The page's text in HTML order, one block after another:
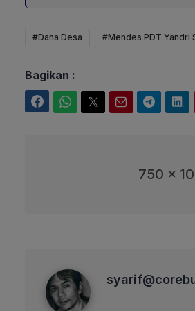
#Dana Desa #Mendes PDT Yandri
Bagikan :
750 x